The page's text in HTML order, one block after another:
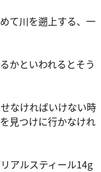
て川を遡上する、一
かといわれるとそう
なければいけない時
見つけに行かなけれ
アルスティール14g